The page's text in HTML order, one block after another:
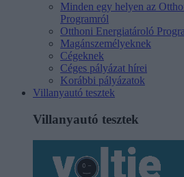
Minden egy helyen az
Programról
Otthoni Energiatároló
Magánszemélyeknek
Cégeknek
Céges pályázat hírei
Korábbi pályázatok
Villanyautó tesztek
Villanyautó tesztek